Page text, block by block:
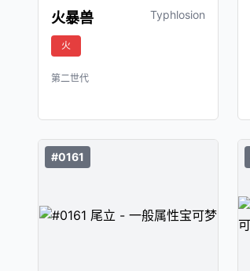
火暴兽 Typhlosion
火
第二世代
#0161